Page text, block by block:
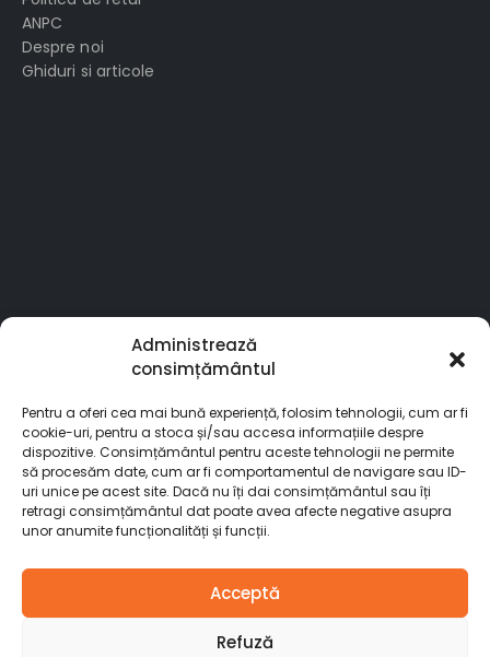
Administrează
consimțământul
Pentru a oferi cea mai bună experiență, folosim tehnologii, cum ar fi
cookie-uri, pentru a stoca și/sau accesa informațiile despre
dispozitive. Consimțământul pentru aceste tehnologii ne permite
să procesăm date, cum ar fi comportamentul de navigare sau ID-
uri unice pe acest site. Dacă nu îți dai consimțământul sau îți
retragi consimțământul dat poate avea afecte negative asupra
unor anumite funcționalități și funcții.
Acceptă
Refuză
ANPC
Despre noi
Ghiduri si articole
© Stardoors. 2025. All Rights Reserved